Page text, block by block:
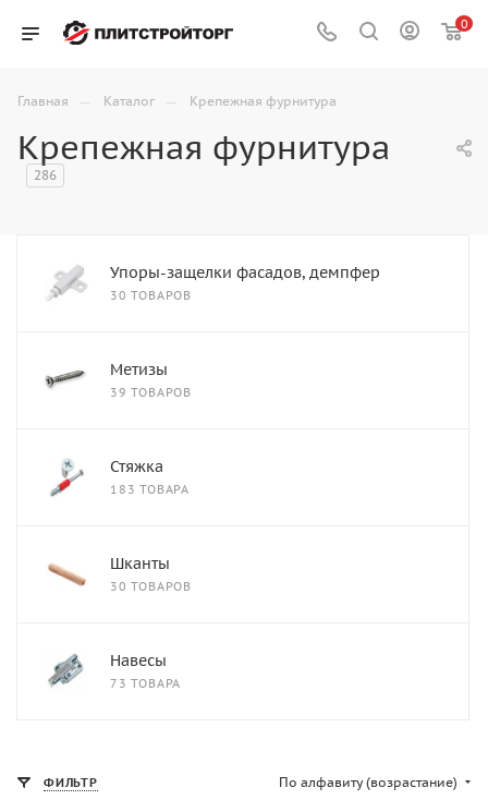
0
Главная — Каталог — Крепежная фурнитура
Крепежная фурнитура
286
Упоры-защелки фасадов, демпфер
30 ТОВАРОВ
Метизы
39 ТОВАРОВ
Стяжка
183 ТОВАРА
Шканты
30 ТОВАРОВ
Навесы
73 ТОВАРА
ФИЛЬТР По алфавиту (возрастание)